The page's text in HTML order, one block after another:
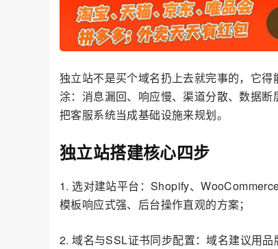
独立站不是买个域名扔上去就完事的，它
涂：消息漏回、响应慢、渠道分散、数据
把客服系统当成基础设施来规划。
独立站搭建核心四步
1. 选对建站平台：Shopify、
模板响应式强、后台操作直观的方案；
2. 域名与SSL证书同步配置：域名建议用